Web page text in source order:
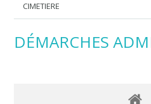
CIMETIERE
DÉMARCHES